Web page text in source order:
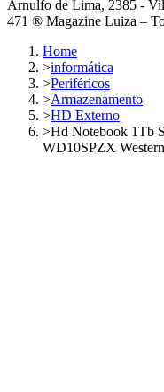
Arnulfo de Lima, 2385 -
471 ® Magazine Luiza –
Home
>informática
>Periféricos
>Armazenamento
>HD Externo
>Hd Notebook 1Tb
WD10SPZX